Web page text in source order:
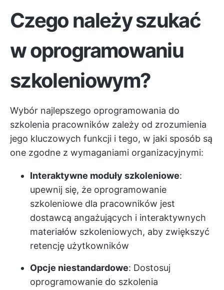
Czego należy szukać
w oprogramowaniu
szkoleniowym?
Wybór najlepszego oprogramowania do
szkolenia pracowników zależy od zrozumienia
jego kluczowych funkcji i tego, w jaki sposób są
one zgodne z wymaganiami organizacyjnymi:
Interaktywne moduły szkoleniowe:
upewnij się, że oprogramowanie
szkoleniowe dla pracowników jest
dostawcą angażujących i interaktywnych
materiałów szkoleniowych, aby zwiększyć
retencję użytkowników
Opcje niestandardowe: Dostosuj
oprogramowanie do szkolenia